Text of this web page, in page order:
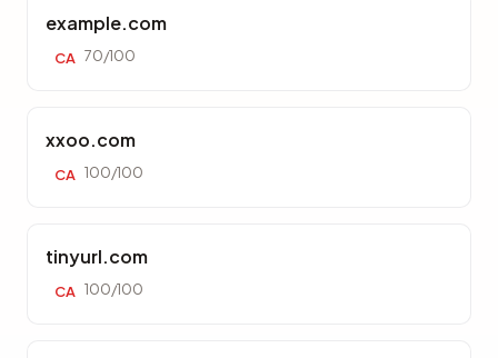
example.com
CA 70/100
xxoo.com
CA 100/100
tinyurl.com
CA 100/100